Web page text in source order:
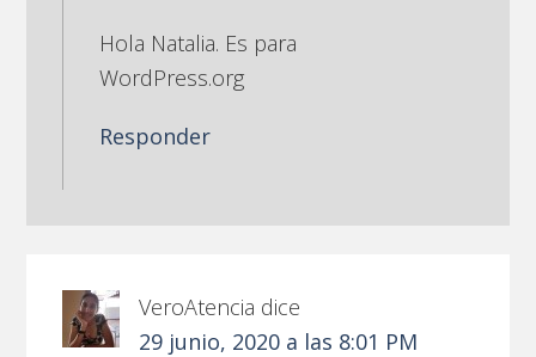
Hola Natalia. Es para
WordPress.org
Responder
VeroAtencia dice
29 junio, 2020 a las 8:01 PM